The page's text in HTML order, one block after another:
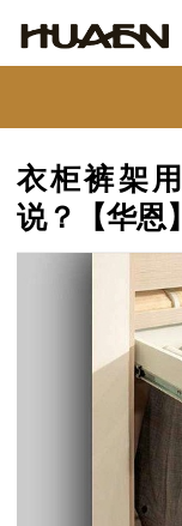
衣柜裤架
说？【华恩】